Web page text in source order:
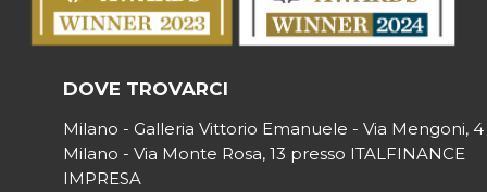
DOVE TROVARCI
Milano - Galleria Vittorio Emanuele - Via Mengoni, 4
Milano - Via Monte Rosa, 13 presso ITALFINANCE
IMPRESA